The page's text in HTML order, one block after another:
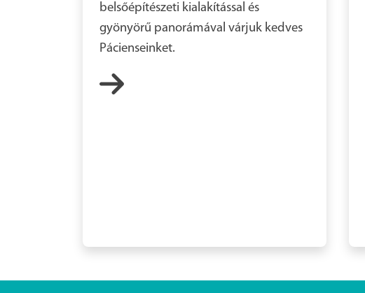
belsőépítészeti kialakítással és
gyönyörű panorámával várjuk kedves
Pácienseinket.